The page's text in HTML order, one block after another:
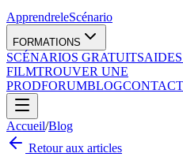
ApprendreleScénario
FORMATIONS
SCÉNARIOS GRATUITS
FILMTROUVER UNE
PRODFORUMBLOGCONTACT
Accueil/Blog
Retour aux articles